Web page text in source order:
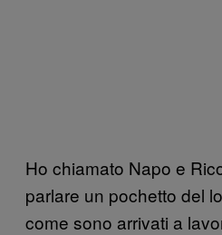
Ho chiamato Napo e
parlare un pochetto del
come sono arrivati a